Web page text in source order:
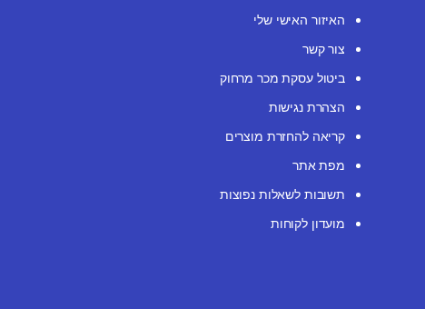
האיזור האישי שלי
צור קשר
ביטול עסקת מכר מרחוק
הצהרת נגישות
קריאה להחזרת מוצרים
מפת אתר
תשובות לשאלות נפוצות
מועדון לקוחות